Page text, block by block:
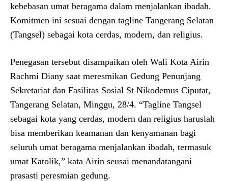
kebebasan umat beragama dalam menjalankan ibadah.
Komitmen ini sesuai dengan tagline Tangerang Selatan
(Tangsel) sebagai kota cerdas, modern, dan religius.
Penegasan tersebut disampaikan oleh Wali Kota Airin
Rachmi Diany saat meresmikan Gedung Penunjang
Sekretariat dan Fasilitas Sosial St Nikodemus Ciputat,
Tangerang Selatan, Minggu, 28/4. “Tagline Tangsel
sebagai kota yang cerdas, modern dan religius haruslah
bisa memberikan keamanan dan kenyamanan bagi
seluruh umat beragama menjalankan ibadah, termasuk
umat Katolik,” kata Airin seusai menandatangani
prasasti peresmian gedung.